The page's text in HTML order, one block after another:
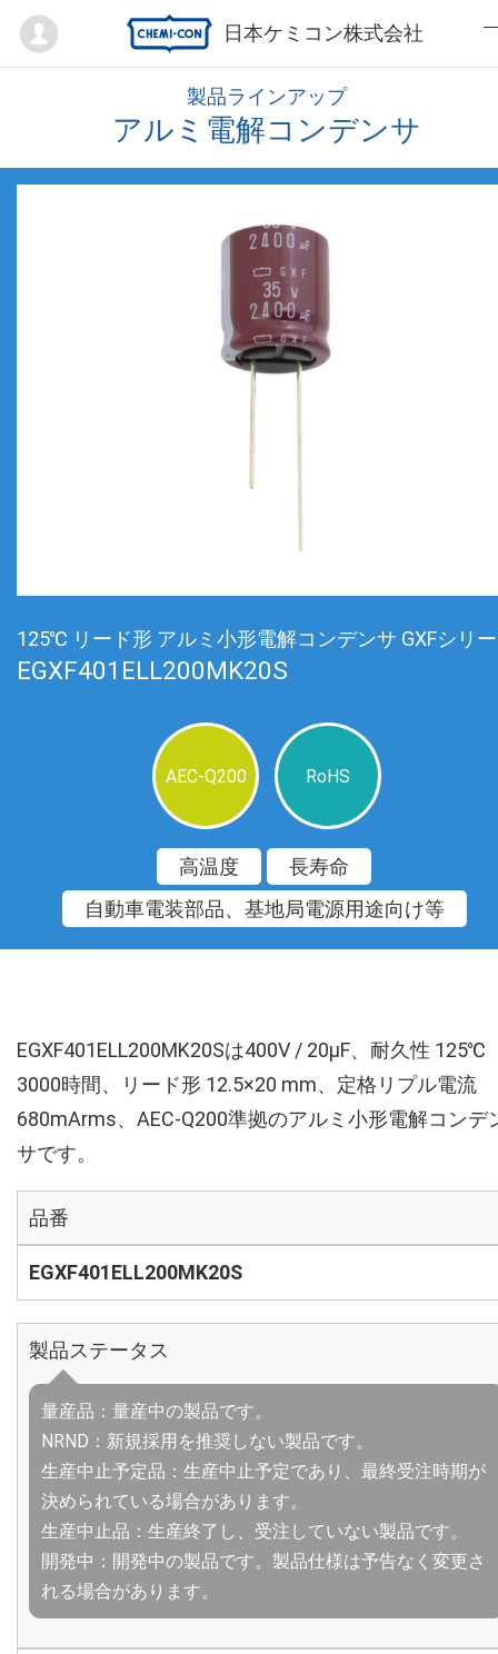
日本ケミコン株式会社
Mypage
製品ラインアップ
アルミ電解コンデンサ
125℃ リード形 アルミ小形電解コンデンサ GXFシリ
EGXF401ELL200MK20S
AEC-Q200 RoHS
高温度
長寿命
自動車電装部品、基地局電源用途向け等
EGXF401ELL200MK20Sは400V / 20µF、耐久性 125℃
3000時間、リード形 12.5×20 mm、定格リプル電流
680mArms、AEC-Q200準拠のアルミ小形電解コンデ
サです。
品番
EGXF401ELL200MK20S
製品ステータス
量産品：量産中の製品です。
NRND：新規採用を推奨しない製品です。
生産中止予定品：生産中止予定であり、最終受注時期が
決められている場合があります。
生産中止品：生産終了し、受注していない製品です。
開発中：開発中の製品です。製品仕様は予告なく変更さ
れる場合があります。